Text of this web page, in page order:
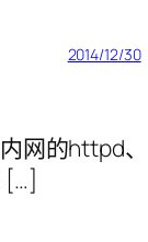
2014/12/30
网的httpd、
[…]